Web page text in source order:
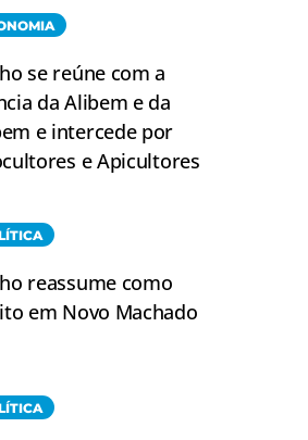
se reúne com a
da Alibem e da
e intercede por
e Apicultores
reassume como
em Novo Machado